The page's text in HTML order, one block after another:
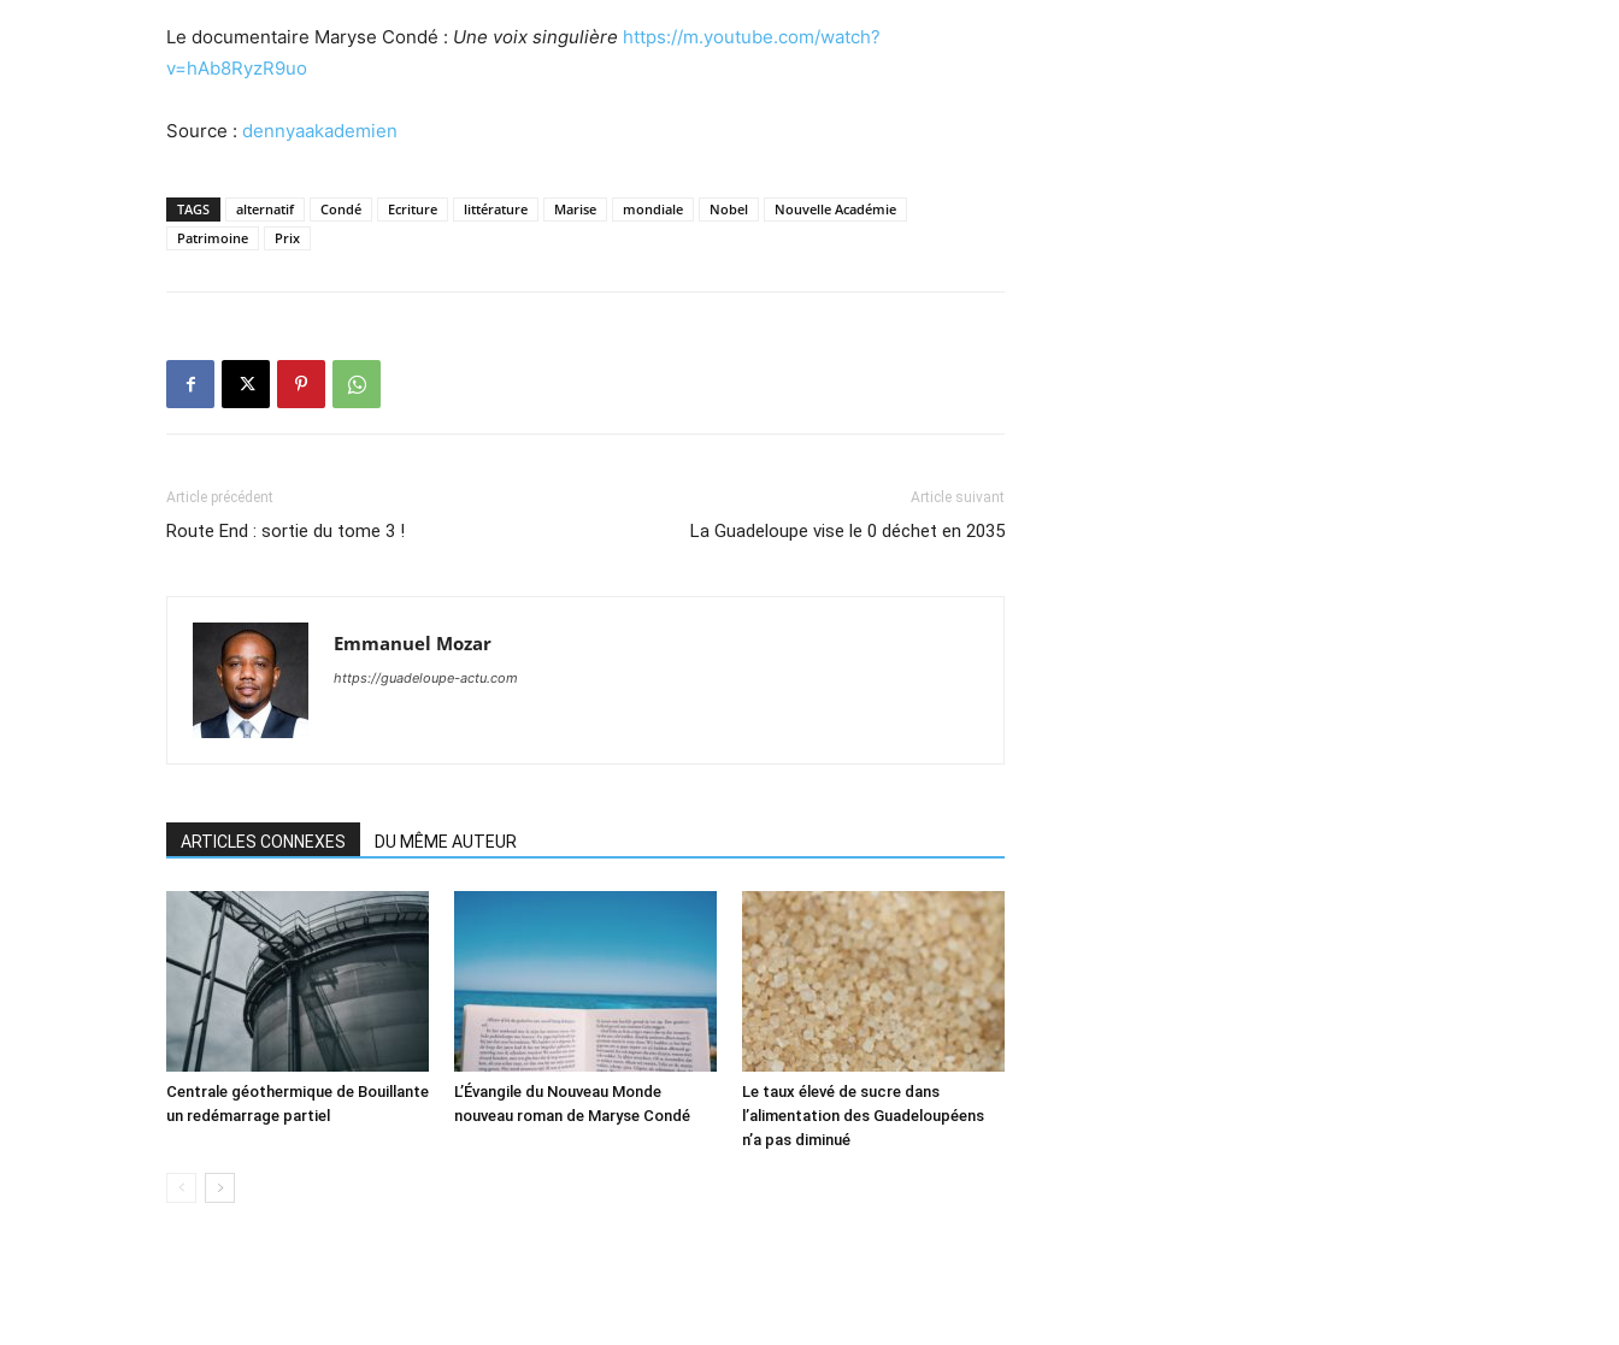
Le documentaire Maryse Condé : Une voix singulière https://m.youtube.com/watch?
v=hAb8RyzR9uo
Source : dennyaakademien
TAGS alternatif Condé Ecriture littérature Marise mondiale Nobel
Nouvelle Académie
Patrimoine
Prix
Article précédent
Route End : sortie du tome 3 !
Article suivant
La Guadeloupe vise le 0 déchet en 2035
Emmanuel Mozar
https://guadeloupe-actu.com
ARTICLES CONNEXES DU MÊME AUTEUR
Centrale géothermique de Bouillante
un redémarrage partiel
L’Évangile du Nouveau Monde
nouveau roman de Maryse Condé
Le taux élevé de sucre dans
l’alimentation des Guadeloupéens
n’a pas diminué